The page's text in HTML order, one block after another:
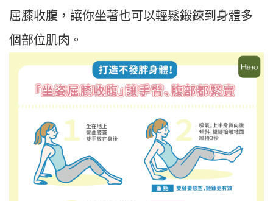
屈膝收腹，讓你坐著也可以輕鬆鍛鍊到身體多
個部位肌肉。